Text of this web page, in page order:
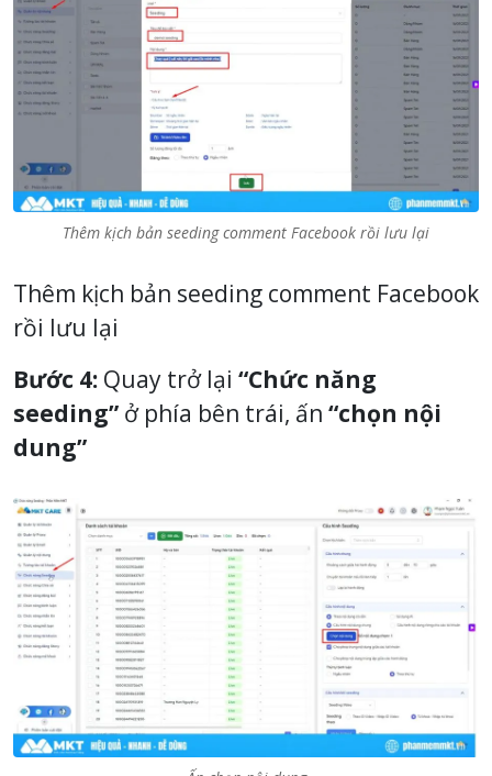
Thêm kịch bản seeding comment Facebook rồi lưu lại
Thêm kịch bản seeding comment Facebook
rồi lưu lại
Bước 4: Quay trở lại “Chức năng
seeding” ở phía bên trái, ấn “chọn nội
dung”